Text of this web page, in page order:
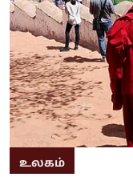
உலகம்